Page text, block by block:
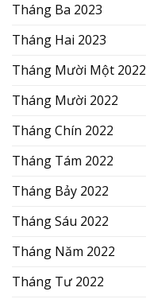
Tháng Ba 2023
Tháng Hai 2023
Tháng Mười Một 2022
Tháng Mười 2022
Tháng Chín 2022
Tháng Tám 2022
Tháng Bảy 2022
Tháng Sáu 2022
Tháng Năm 2022
Tháng Tư 2022